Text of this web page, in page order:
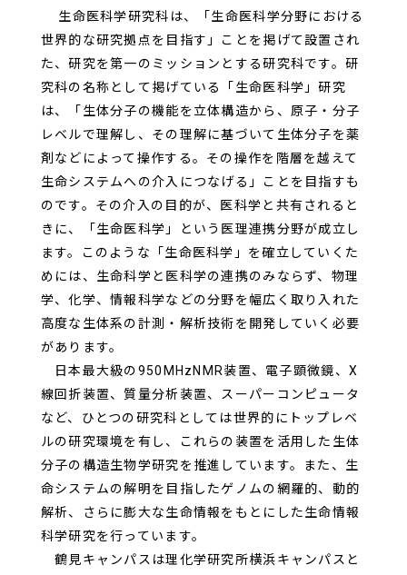
生命医科学研究科は、「生命医科学分野における
世界的な研究拠点を目指す」ことを掲げて設置され
た、研究を第一のミッションとする研究科です。研
究科の名称として掲げている「生命医科学」研究
は、「生体分子の機能を立体構造から、原子・分子
レベルで理解し、その理解に基づいて生体分子を薬
剤などによって操作する。その操作を階層を越えて
生命システムへの介入につなげる」ことを目指すも
のです。その介入の目的が、医科学と共有されると
きに、「生命医科学」という医理連携分野が成立し
ます。このような「生命医科学」を確立していくた
めには、生命科学と医科学の連携のみならず、物理
学、化学、情報科学などの分野を幅広く取り入れた
高度な生体系の計測・解析技術を開発していく必要
があります。
日本最大級の950MHzNMR装置、電子顕微鏡、X
線回折装置、質量分析装置、スーパーコンピュータ
など、ひとつの研究科としては世界的にトップレベ
ルの研究環境を有し、これらの装置を活用した生体
分子の構造生物学研究を推進しています。また、生
命システムの解明を目指したゲノムの網羅的、動的
解析、さらに膨大な生命情報をもとにした生命情報
科学研究を行っています。
鶴見キャンパスは理化学研究所横浜キャンパスと